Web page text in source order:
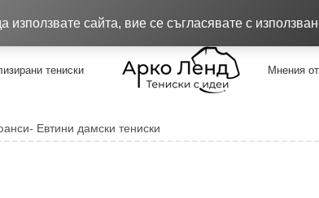
тениски Мнения
Евтини дамски тениски
използвате сайта, вие се съгласявате с